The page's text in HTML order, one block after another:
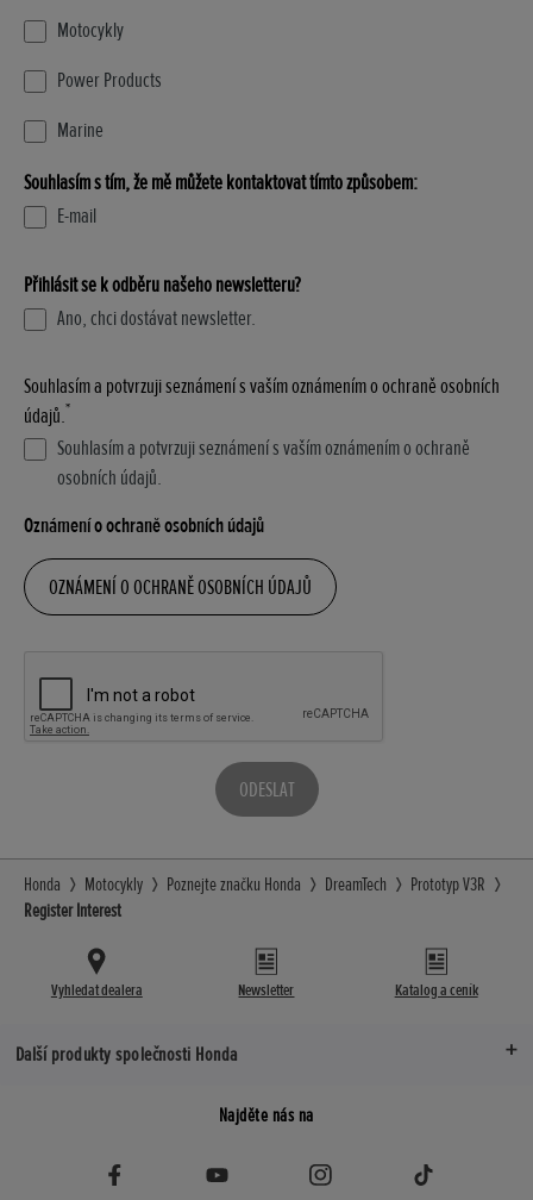
Motocykly
Power Products
Marine
Souhlasím s tím, že mě můžete kontaktovat tímto způsobem:
E-mail
Přihlásit se k odběru našeho newsletteru?
Ano, chci dostávat newsletter.
Souhlasím a potvrzuji seznámení s vaším oznámením o ochraně osobních
údajů.*
Souhlasím a potvrzuji seznámení s vaším oznámením o ochraně
osobních údajů.
Oznámení o ochraně osobních údajů
OZNÁMENÍ O OCHRANĚ OSOBNÍCH ÚDAJŮ
ODESLAT
Honda Motocykly Poznejte značku Honda DreamTech
Prototyp V3R
Register Interest
Vyhledat dealera Newsletter Katalog a ceník
Další produkty společnosti Honda
Najděte nás na